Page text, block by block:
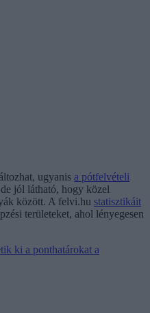
ugyanis a pótfelvételi
jól látható, hogy közel
között. A felvi.hu statisztikáit
területeket, ahol lényegesen
ki a ponthatárokat a